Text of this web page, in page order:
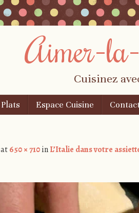
Aimer-
Cuisinez
Plats Espace Cuisine
at650 × 710inL’Italie dans votre